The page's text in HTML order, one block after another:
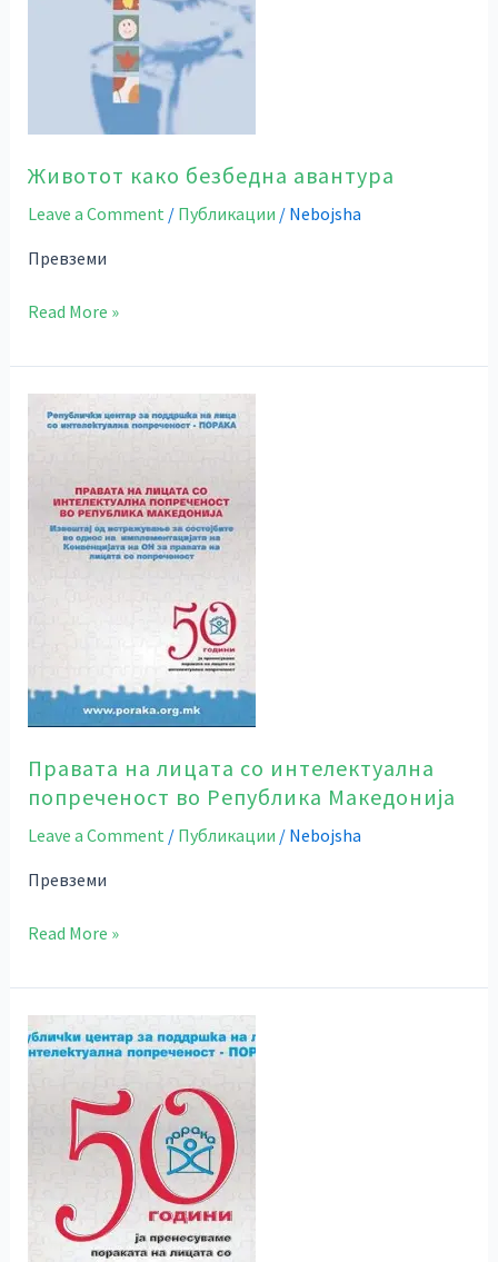
Животот како безбедна авантура
Leave a Comment / Публикации / Nebojsha
Превземи
Read More »
Правата на лицата со интелектуална
попреченост во Република Македонија
Leave a Comment / Публикации / Nebojsha
Превземи
Правата
интелектуална
попреченост
Read More »
Јубилеј
–
години
РЦПЛИП
Порака